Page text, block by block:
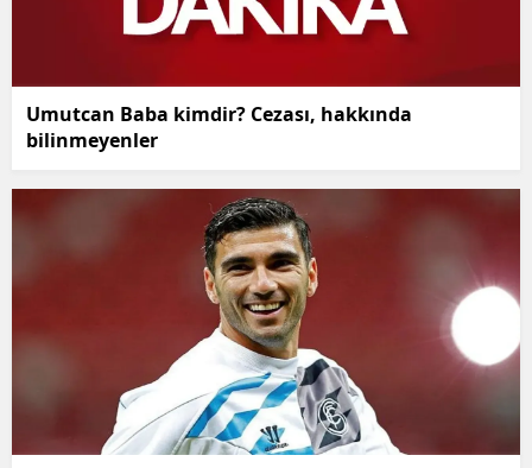
Umutcan Baba kimdir? Cezası, hakkında
bilinmeyenler